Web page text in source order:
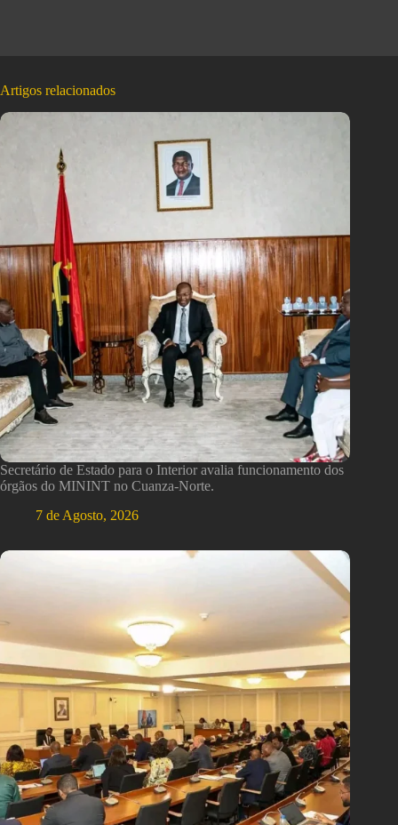
Artigos relacionados
Secretário de Estado para o Interior avalia funcionamento dos
órgãos do MININT no Cuanza-Norte.
7 de Agosto, 2026